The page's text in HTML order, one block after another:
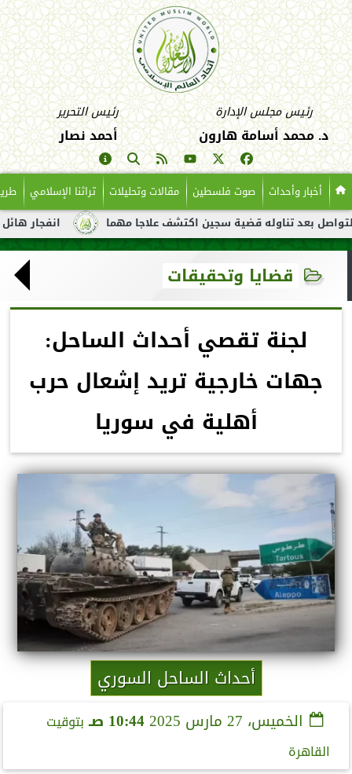
رئيس مجلس الإدارة
د. محمد أسامة هارون
رئيس التحرير
أحمد نصار
أخبار وأحداث صوت فلسطين مقالات وتحليلات تراثنا الإسلامي
انفجار هائل لناقلة نفط قضية سجين اكتشف علاجا مهما
قضايا وتحقيقات
لجنة تقصي أحداث الساحل:
جهات خارجية تريد إشعال حرب
أهلية في سوريا
أحداث الساحل السوري
الخميس، 27 مارس 2025 10:44 صـ
بتوقيت
القاهرة